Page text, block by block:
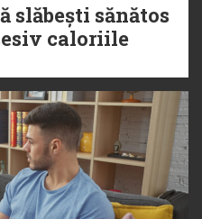
slăbești sănătos
caloriile